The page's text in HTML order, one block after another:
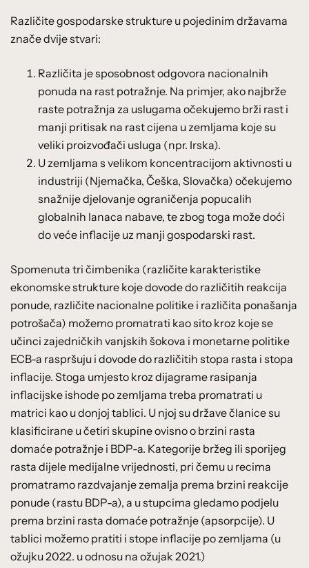
Različite gospodarske strukture u pojedinim državama
znače dvije stvari:
Različita je sposobnost odgovora nacionalnih
ponuda na rast potražnje. Na primjer, ako najbrže
raste potražnja za uslugama očekujemo brži rast i
manji pritisak na rast cijena u zemljama koje su
veliki proizvođači usluga (npr. Irska).
U zemljama s velikom koncentracijom aktivnosti u
industriji (Njemačka, Češka, Slovačka) očekujemo
snažnije djelovanje ograničenja popucalih
globalnih lanaca nabave, te zbog toga može doći
do veće inflacije uz manji gospodarski rast.
Spomenuta tri čimbenika (različite karakteristike
ekonomske strukture koje dovode do različitih reakcija
ponude, različite nacionalne politike i različita ponašanja
potrošača) možemo promatrati kao sito kroz koje se
učinci zajedničkih vanjskih šokova i monetarne politike
ECB-a raspršuju i dovode do različitih stopa rasta i stopa
inflacije. Stoga umjesto kroz dijagrame rasipanja
inflacijske ishode po zemljama treba promatrati u
matrici kao u donjoj tablici. U njoj su države članice su
klasificirane u četiri skupine ovisno o brzini rasta
domaće potražnje i BDP-a. Kategorije bržeg ili sporijeg
rasta dijele medijalne vrijednosti, pri čemu u recima
promatramo razdvajanje zemalja prema brzini reakcije
ponude (rastu BDP-a), a u stupcima gledamo podjelu
prema brzini rasta domaće potražnje (apsorpcije). U
tablici možemo pratiti i stope inflacije po zemljama (u
ožujku 2022. u odnosu na ožujak 2021.)